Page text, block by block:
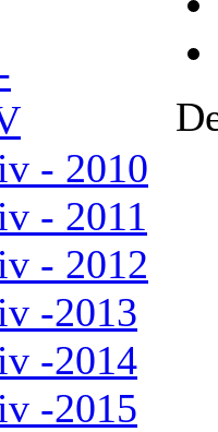
- 2010
- 2011
- 2012
-2013
-2014
-2015